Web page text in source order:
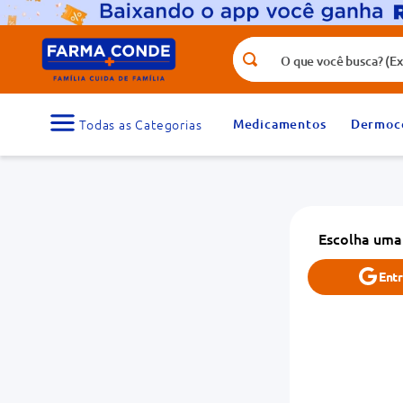
O que você busca? (Ex.: vitamina,
Medicamentos
Escolha
Termos mais buscados
1
medicamento